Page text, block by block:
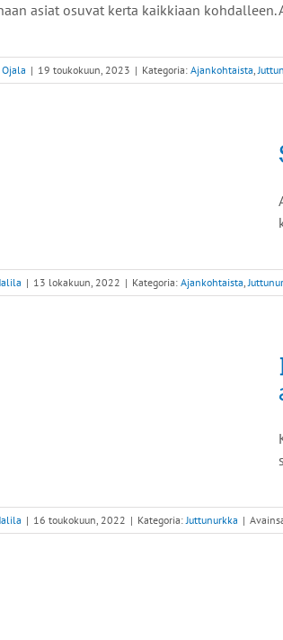
asiat osuvat kerta kaikkiaan kohdalleen.
| 19 toukokuun, 2023 | Kategoria: Ajankohtaista,
| 13 lokakuun, 2022 | Kategoria: Ajankohtaista,
| 16 toukokuun, 2022 | Kategoria:Juttunurkka |